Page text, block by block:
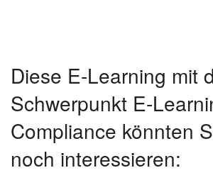
Diese E-Learning mit
Schwerpunkt E-
Compliance könnten
noch interessieren: